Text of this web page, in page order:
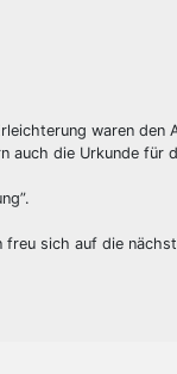
waren den
die Urkunde für
sich auf die